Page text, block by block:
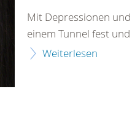
Mit Depressionen
einem Tunnel fest
Weiterlesen